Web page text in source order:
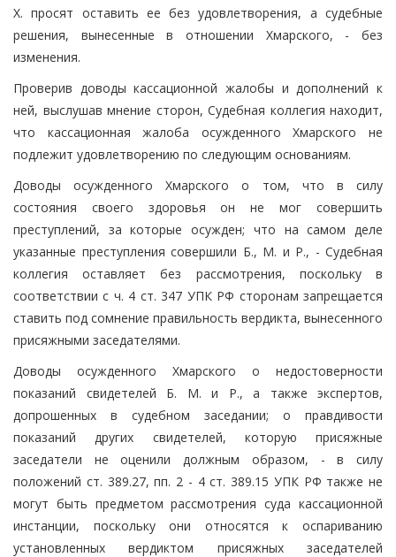
Х. просят оставить ее без удовлетворения, а судебные
решения, вынесенные в отношении Хмарского, - без
изменения.
Проверив доводы кассационной жалобы и дополнений к
ней, выслушав мнение сторон, Судебная коллегия находит,
что кассационная жалоба осужденного Хмарского не
подлежит удовлетворению по следующим основаниям.
Доводы осужденного Хмарского о том, что в силу
состояния своего здоровья он не мог совершить
преступлений, за которые осужден; что на самом деле
указанные преступления совершили Б., М. и Р., - Судебная
коллегия оставляет без рассмотрения, поскольку в
соответствии с ч. 4 ст. 347 УПК РФ сторонам запрещается
ставить под сомнение правильность вердикта, вынесенного
присяжными заседателями.
Доводы осужденного Хмарского о недостоверности
показаний свидетелей Б. М. и Р., а также экспертов,
допрошенных в судебном заседании; о правдивости
показаний других свидетелей, которую присяжные
заседатели не оценили должным образом, - в силу
положений ст. 389.27, пп. 2 - 4 ст. 389.15 УПК РФ также не
могут быть предметом рассмотрения суда кассационной
инстанции, поскольку они относятся к оспариванию
установленных вердиктом присяжных заседателей